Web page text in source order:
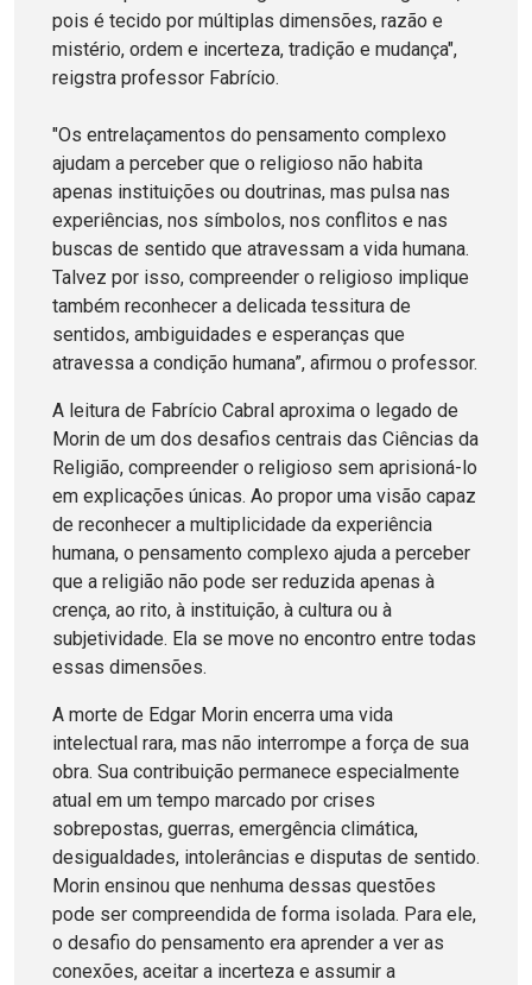
pois é tecido por múltiplas dimensões, razão e
mistério, ordem e incerteza, tradição e mudança",
reigstra professor Fabrício.
"Os entrelaçamentos do pensamento complexo
ajudam a perceber que o religioso não habita
apenas instituições ou doutrinas, mas pulsa nas
experiências, nos símbolos, nos conflitos e nas
buscas de sentido que atravessam a vida humana.
Talvez por isso, compreender o religioso implique
também reconhecer a delicada tessitura de
sentidos, ambiguidades e esperanças que
atravessa a condição humana”, afirmou o professor.
A leitura de Fabrício Cabral aproxima o legado de
Morin de um dos desafios centrais das Ciências da
Religião, compreender o religioso sem aprisioná-lo
em explicações únicas. Ao propor uma visão capaz
de reconhecer a multiplicidade da experiência
humana, o pensamento complexo ajuda a perceber
que a religião não pode ser reduzida apenas à
crença, ao rito, à instituição, à cultura ou à
subjetividade. Ela se move no encontro entre todas
essas dimensões.
A morte de Edgar Morin encerra uma vida
intelectual rara, mas não interrompe a força de sua
obra. Sua contribuição permanece especialmente
atual em um tempo marcado por crises
sobrepostas, guerras, emergência climática,
desigualdades, intolerâncias e disputas de sentido.
Morin ensinou que nenhuma dessas questões
pode ser compreendida de forma isolada. Para ele,
o desafio do pensamento era aprender a ver as
conexões, aceitar a incerteza e assumir a